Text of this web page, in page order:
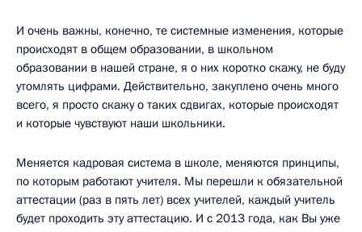
И очень важны, конечно, те системные изменения, которые
происходят в общем образовании, в школьном
образовании в нашей стране, я о них коротко скажу, не буду
утомлять цифрами. Действительно, закуплено очень много
всего, я просто скажу о таких сдвигах, которые происходят
и которые чувствуют наши школьники.
Меняется кадровая система в школе, меняются принципы,
по которым работают учителя. Мы перешли к обязательной
аттестации (раз в пять лет) всех учителей, каждый учитель
будет проходить эту аттестацию. И с 2013 года, как Вы уже